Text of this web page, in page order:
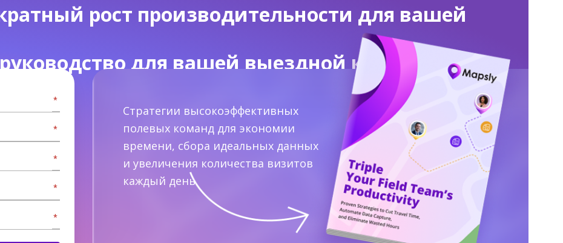
рост производительности для вашей
для вашей выездной команды
Стратегии высокоэффективных
полевых команд для экономии
времени, сбора идеальных данных
и увеличения количества визитов
каждый день.
*
*
*
*
*